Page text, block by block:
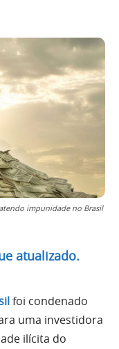
impunidade no Brasil
atualizado.
foi condenado
uma investidora
ilícita do